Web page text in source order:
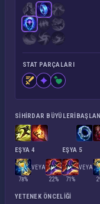
STAT PARÇALARI
SIHIRDAR BÜYÜLERI
EŞYA 4
78%
VEYA
22%
EŞYA 5
71%
VEYA
YETENEK ÖNCELIĞI